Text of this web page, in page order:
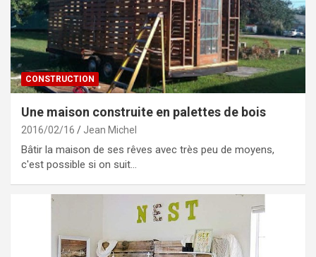
CONSTRUCTION
Une maison construite en palettes de bois
2016/02/16 Jean Michel
Bâtir la maison de ses rêves avec très peu de moyens,
c'est possible si on suit…